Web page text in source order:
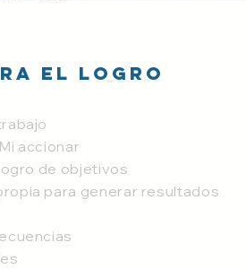
el logro
accionar
de objetivos
para generar resultados